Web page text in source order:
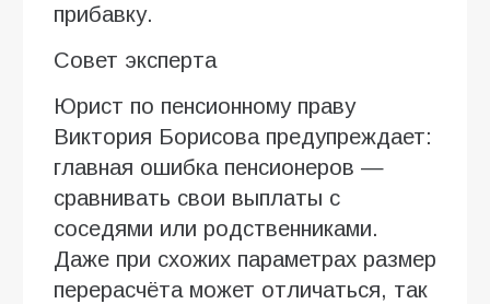
прибавку.
Совет эксперта
Юрист по пенсионному праву
Виктория Борисова предупреждает:
главная ошибка пенсионеров —
сравнивать свои выплаты с
соседями или родственниками.
Даже при схожих параметрах размер
перерасчёта может отличаться, так